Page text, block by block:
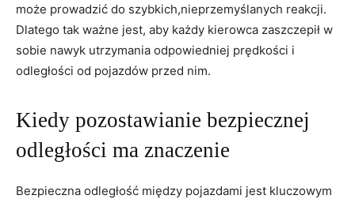
może prowadzić do szybkich,nieprzemyślanych reakcji.
Dlatego tak ⁣ważne⁤ jest, ​aby każdy kierowca zaszczepił w
sobie nawyk utrzymania odpowiedniej prędkości i
odległości od pojazdów przed ⁢nim.
Kiedy ⁣pozostawianie bezpiecznej
odległości ma znaczenie
Bezpieczna odległość między pojazdami jest kluczowym